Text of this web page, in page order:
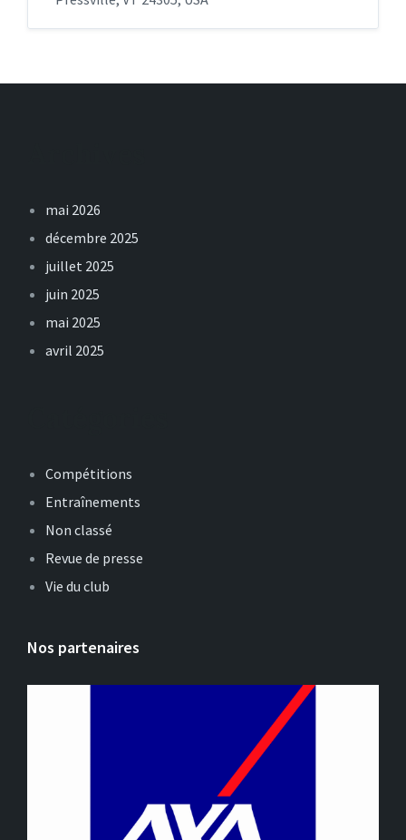
mai 2026
décembre 2025
juillet 2025
juin 2025
mai 2025
avril 2025
Compétitions
Entraînements
Non classé
Revue de presse
Vie du club
Nos partenaires